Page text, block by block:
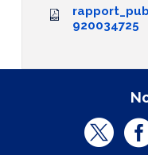
920034725
T